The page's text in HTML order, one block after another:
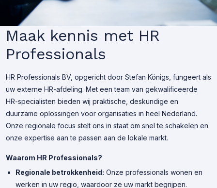
Maak kennis met HR
Professionals
HR Professionals BV, opgericht door Stefan Königs, fungeert als
uw externe HR-afdeling. Met een team van gekwalificeerde
HR-specialisten bieden wij praktische, deskundige en
duurzame oplossingen voor organisaties in heel Nederland.
Onze regionale focus stelt ons in staat om snel te schakelen en
onze expertise aan te passen aan de lokale markt.
Waarom HR Professionals?
Regionale betrokkenheid: Onze professionals wonen en
werken in uw regio, waardoor ze uw markt begrijpen.